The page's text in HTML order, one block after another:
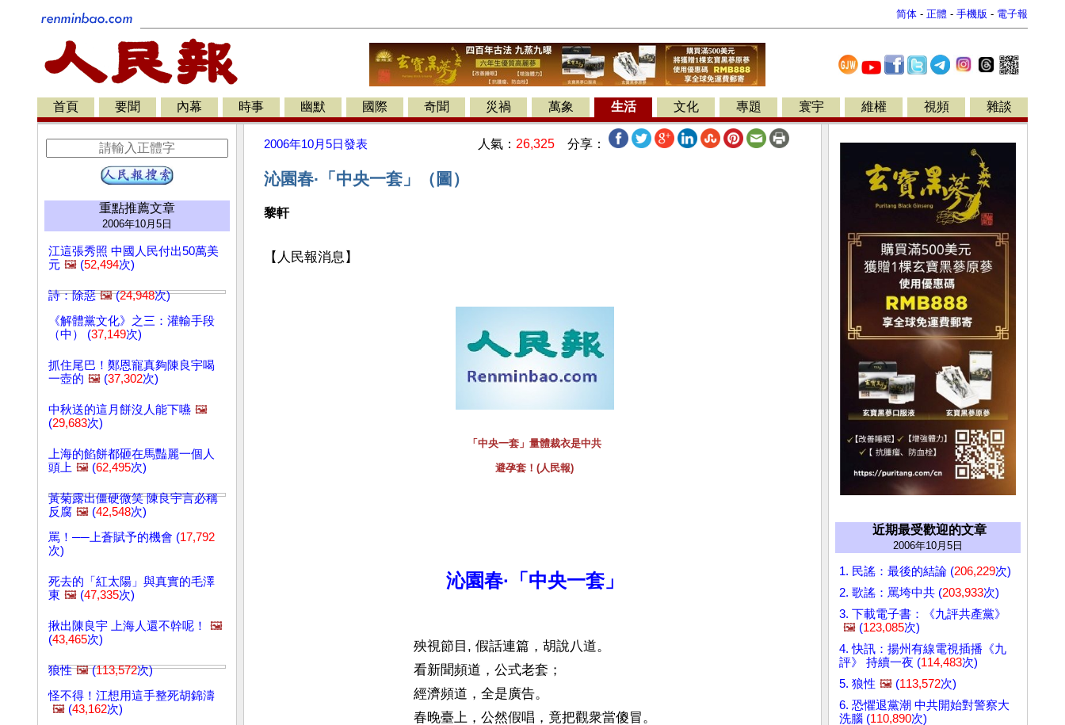
简体 - 正體 - 手機版 - 電子報
首頁 要聞 內幕 時事 幽默 國際 奇聞 災禍 萬象 生活 文化 專題 寰宇 維權 視頻 雜談
重點推薦文章
2006年10月5日
江這張秀照 中國人民付出50萬美
元 🖼️ (52,494次)
詩：除惡 🖼️(24,948次)
《解體黨文化》之三：灌輸手段
（中） (37,149次)
抓住尾巴！鄭恩寵真夠陳良宇喝
一壺的 🖼️ (37,302次)
中秋送的這月餅沒人能下嚥 🖼️
(29,683次)
上海的餡餅都砸在馬豔麗一個人
頭上 🖼️ (62,495次)
黃菊露出僵硬微笑 陳良宇言必稱
反腐 🖼️ (42,548次)
罵！──上蒼賦予的機會 (17,792
次)
死去的「紅太陽」與真實的毛澤
東 🖼️ (47,335次)
揪出陳良宇 上海人還不幹呢！
🖼️
(43,465次)
狼性 🖼️(113,572次)
怪不得！江想用這手整死胡錦濤
🖼️ (43,162次)
2006年10月5日發表 人氣： 26,325 分享：
沁園春·「中央一套」（圖）
黎軒
【人民報消息】
「中央一套」量體裁衣是中共
避孕套！(人民報)
沁園春·「中央一套」
殃視節目, 假話連篇，胡說八道。
看新聞頻道，公式老套；
經濟頻道，全是廣告。
春晚臺上，公然假唱，竟把觀衆當傻冒。
近期最受歡迎的文章
2006年10月5日
1. 民謠：最後的結論 (206,229次)
2. 歌謠：罵垮中共 (203,933次)
3. 下載電子書：《九評共產黨》
🖼️ (123,085次)
4. 快訊：揚州有線電視插播《九
評》 持續一夜 (114,483次)
5. 狼性 🖼️ (113,572次)
6. 恐懼退黨潮 中共開始對警察大
洗腦 (110,890次)